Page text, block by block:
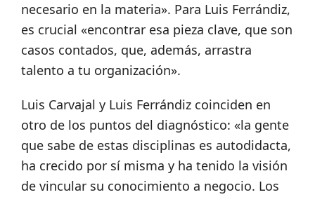
necesario en la materia». Para Luis Ferrándiz,
es crucial «encontrar esa pieza clave, que son
casos contados, que, además, arrastra
talento a tu organización».
Luis Carvajal y Luis Ferrándiz coinciden en
otro de los puntos del diagnóstico: «la gente
que sabe de estas disciplinas es autodidacta,
ha crecido por sí misma y ha tenido la visión
de vincular su conocimiento a negocio. Los